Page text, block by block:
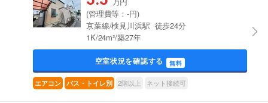
(管理費等：-円)
京葉線/検見川浜駅 徒歩24分
1K/24m²/築27年
空室状況を確認する 無料
エアコン バス・トイレ別 2階以上 ネット接続可